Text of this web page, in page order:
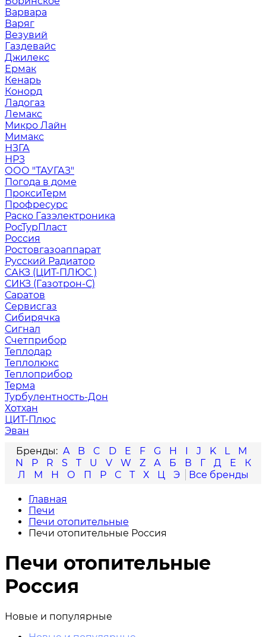
Варвара
Варяг
Везувий
Газдевайс
Джилекс
Ермак
Кенарь
Конорд
Ладогаз
Лемакс
Микро Лайн
Мимакс
НЗГА
НРЗ
ООО "ТАУГАЗ"
Погода в доме
ПроксиТерм
Профресурс
Раско Газэлектроника
РосТурПласт
Россия
Ростовгазоаппарат
Русский Радиатор
САКЗ (ЦИТ-ПЛЮС )
СИКЗ (Газотрон-С)
Саратов
Сервисгаз
Сибирячка
Сигнал
Счетприбор
Теплодар
Теплолюкс
Теплоприбор
Терма
Турбулентность-Дон
Хотхан
ЦИТ-Плюс
Эван
A
B C D E F G H I J K L
M
N
P R S T U V W Z А Б В Г Д Е
К
Л
М Н О П Р С Т Х Ц Э
Главная
Печи
Печи отопительные
Печи отопительные Россия
Печи отопительные
Россия
Новые и популярные